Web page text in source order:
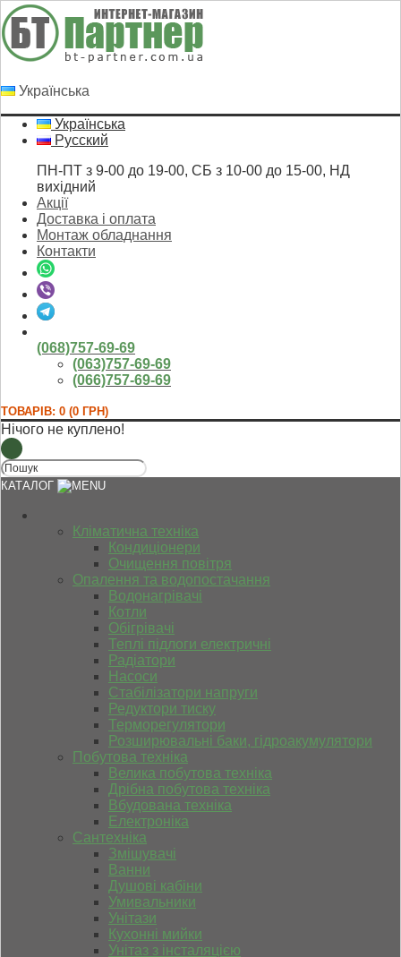
Українська
Українська
Русский
ПН-ПТ з 9-00 до 19-00, СБ з 10-00 до 15-00, НД
вихідний
Акції
Доставка і оплата
Монтаж обладнання
Контакти
(068)757-69-69
(063)757-69-69
(066)757-69-69
ТОВАРІВ: 0 (0 ГРН)
Нічого не куплено!
КАТАЛОГ
Кліматична техніка
Кондиціонери
Очищення повітря
Опалення та водопостачання
Водонагрівачі
Котли
Обігрівачі
Теплі підлоги електричні
Радіатори
Насоси
Стабілізатори напруги
Редуктори тиску
Терморегулятори
Розширювальні баки, гідроакумулятори
Побутова техніка
Велика побутова техніка
Дрібна побутова техніка
Вбудована техніка
Електроніка
Сантехніка
Змішувачі
Ванни
Душові кабіни
Умивальники
Унітази
Кухонні мийки
Унітаз з інсталяцією